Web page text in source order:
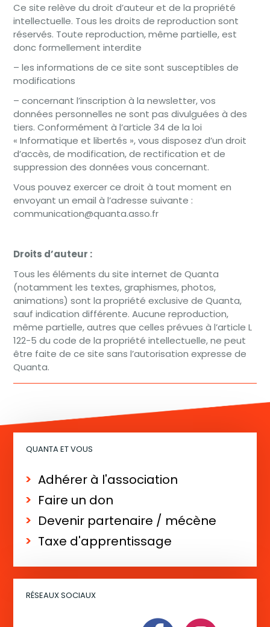
Ce site relève du droit d’auteur et de la propriété
intellectuelle. Tous les droits de reproduction sont
réservés. Toute reproduction, même partielle, est
donc formellement interdite
– les informations de ce site sont susceptibles de
modifications
– concernant l’inscription à la newsletter, vos
données personnelles ne sont pas divulguées à des
tiers. Conformément à l’article 34 de la loi
« Informatique et libertés », vous disposez d’un droit
d’accès, de modification, de rectification et de
suppression des données vous concernant.
Vous pouvez exercer ce droit à tout moment en
envoyant un email à l’adresse suivante :
communication@quanta.asso.fr
Droits d’auteur :
Tous les éléments du site internet de Quanta
(notamment les textes, graphismes, photos,
animations) sont la propriété exclusive de Quanta,
sauf indication différente. Aucune reproduction,
même partielle, autres que celles prévues à l’article L
122-5 du code de la propriété intellectuelle, ne peut
être faite de ce site sans l’autorisation expresse de
Quanta.
QUANTA ET VOUS
Adhérer à l'association
Faire un don
Devenir partenaire / mécène
Taxe d'apprentissage
RÉSEAUX SOCIAUX